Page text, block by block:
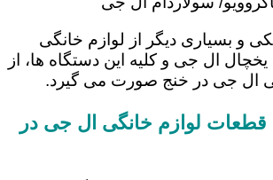
و بسیاری دیگر از لوازم خانگی
ال جی و کلیه این دستگاه ها، از
ال جی در خنج صورت می گیرد.
قطعات لوازم خانگی ال جی در